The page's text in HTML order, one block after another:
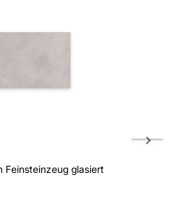
glasiert